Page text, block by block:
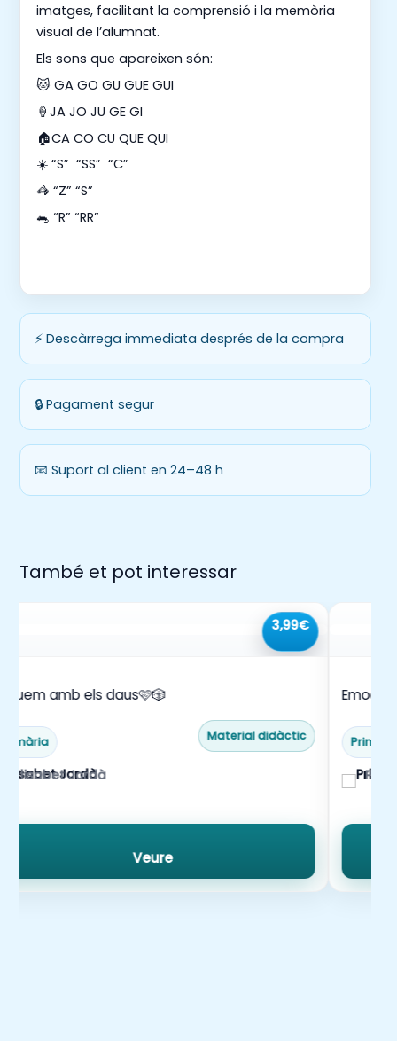
imatges, facilitant la comprensió i la memòria
visual de l’alumnat.
Els sons que apareixen són:
🐱 GA GO GU GUE GUI
🍦JA JO JU GE GI
🏠CA CO CU QUE QUI
☀️ “S” “SS” “C”
🦓 “Z” “S”
🐀 “R” “RR”
⚡ Descàrrega immediata després de la compra
🔒 Pagament segur
📧 Suport al client en 24–48 h
També et pot interessar
3,99€
amb els daus🩷🎲
Primària Material didàctic
Elisabet Jordà
Veure